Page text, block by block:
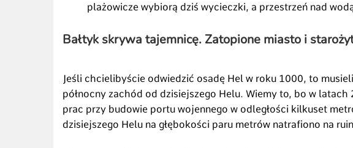
plażowicze wybiorą dziś wycieczki, a przestrzeń nad
Bałtyk skrywa tajemnicę. Zatopione miasto i
Jeśli chcielibyście odwiedzić osadę Hel w roku 1000, to
północny zachód od dzisiejszego Helu. Wiemy to, bo w
prac przy budowie portu wojennego w odległości kilkuset
dzisiejszego Helu na głębokości paru metrów natrafiono na